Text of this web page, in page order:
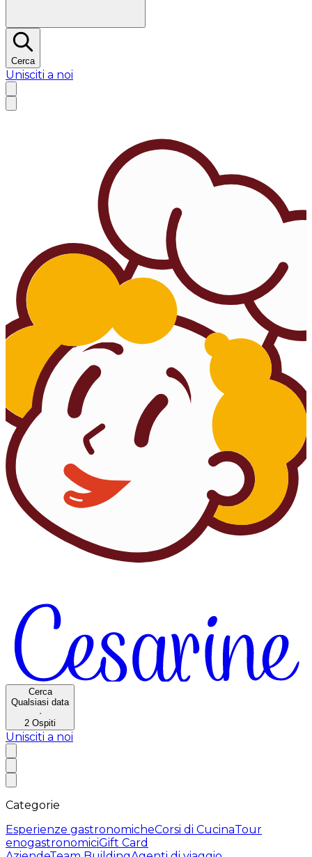
Cerca
Unisciti a noi
Cerca
Qualsiasi data
·
2 Ospiti
Unisciti a noi
Categorie
Esperienze gastronomicheCorsi di CucinaTour
enogastronomiciGift Card